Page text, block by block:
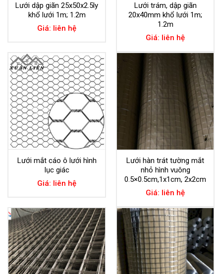
Lưới dập giãn 25x50x2.5ly
khổ lưới 1m; 1.2m
Giá: liên hệ
Lưới trám, dập giãn
20x40mm khổ lưới 1m;
1.2m
Giá: liên hệ
Lưới mắt cáo ô lưới hình
lục giác
Giá: liên hệ
Lưới hàn trát tường mắt
nhỏ hình vuông
0.5×0.5cm,1x1cm, 2x2cm
Giá: liên hệ